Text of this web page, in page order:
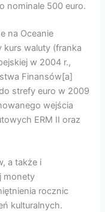
nominale 500 euro.
na Oceanie
waluty (franka
w 2004 r.,
Finansów[a]
strefy euro w 2009
wejścia
ERM II oraz
a także i
monety
rocznic
kulturalnych.